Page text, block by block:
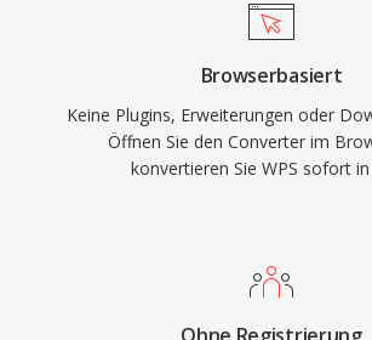
Browserbasiert
Keine Plugins, Erweiterungen oder
Öffnen Sie den Converter im
konvertieren Sie WPS sofort in